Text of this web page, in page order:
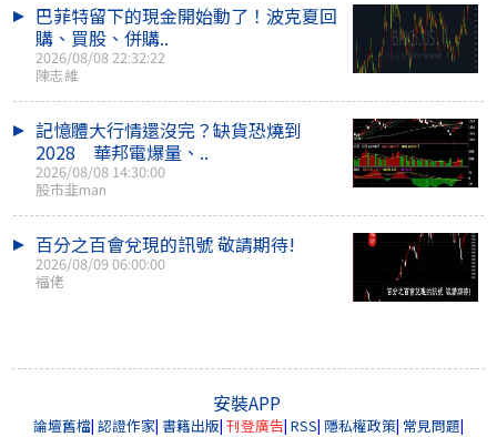
巴菲特留下的現金開始動了！波克夏回
購、買股、併購..
2026/08/08 22:32:22
陳志維
記憶體大行情還沒完？缺貨恐燒到
2028 華邦電爆量、..
2026/08/08 14:30:00
股市韭man
百分之百會兌現的訊號 敬請期待!
2026/08/09 06:00:00
福佬
安裝APP
論壇舊檔| 認證作家| 書籍出版| 刊登廣告| RSS| 隱私權政策| 常見問題|